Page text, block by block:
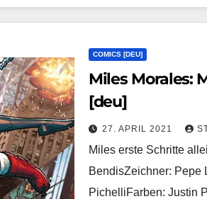
COMICS [DEU]
Miles Morales:
[deu]
27. APRIL 2021
Miles erste Schritte
BendisZeichner: Pepe
PichelliFarben: Justin